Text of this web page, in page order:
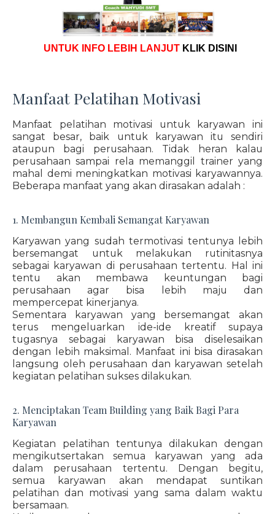
UNTUK INFO LEBIH LANJUT KLIK DISINI
Manfaat Pelatihan Motivasi
Manfaat pelatihan motivasi untuk karyawan ini
sangat besar, baik untuk karyawan itu sendiri
ataupun bagi perusahaan. Tidak heran kalau
perusahaan sampai rela memanggil trainer yang
mahal demi meningkatkan motivasi karyawannya.
Beberapa manfaat yang akan dirasakan adalah :
1. Membangun Kembali Semangat Karyawan
Karyawan yang sudah termotivasi tentunya lebih
bersemangat untuk melakukan rutinitasnya
sebagai karyawan di perusahaan tertentu. Hal ini
tentu akan membawa keuntungan bagi
perusahaan agar bisa lebih maju dan
mempercepat kinerjanya.
Sementara karyawan yang bersemangat akan
terus mengeluarkan ide-ide kreatif supaya
tugasnya sebagai karyawan bisa diselesaikan
dengan lebih maksimal. Manfaat ini bisa dirasakan
langsung oleh perusahaan dan karyawan setelah
kegiatan pelatihan sukses dilakukan.
2. Menciptakan Team Building yang Baik Bagi Para
Karyawan
Kegiatan pelatihan tentunya dilakukan dengan
mengikutsertakan semua karyawan yang ada
dalam perusahaan tertentu. Dengan begitu,
semua karyawan akan mendapat suntikan
pelatihan dan motivasi yang sama dalam waktu
bersamaan.